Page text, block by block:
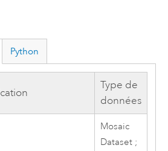
Python
Type de
données
Mosaic
Dataset ;